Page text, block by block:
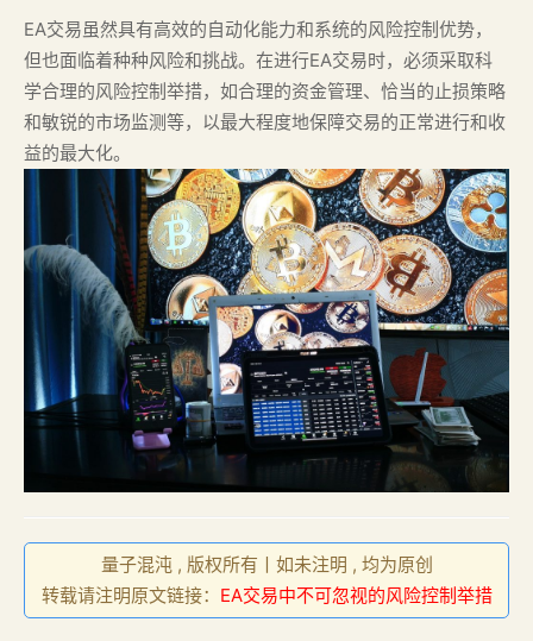
EA交易虽然具有高效的自动化能力和系统的风险控制优势，
但也面临着种种风险和挑战。在进行EA交易时，必须采取科
学合理的风险控制举措，如合理的资金管理、恰当的止损策略
和敏锐的市场监测等，以最大程度地保障交易的正常进行和收
益的最大化。
量子混沌 , 版权所有丨如未注明 , 均为原创
转载请注明原文链接： EA交易中不可忽视的风险控制举措